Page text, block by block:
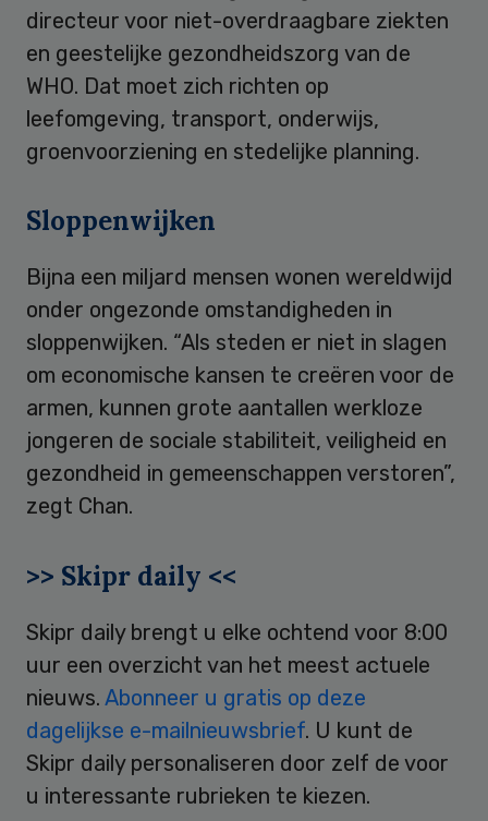
directeur voor niet-overdraagbare ziekten
en geestelijke gezondheidszorg van de
WHO. Dat moet zich richten op
leefomgeving, transport, onderwijs,
groenvoorziening en stedelijke planning.
Sloppenwijken
Bijna een miljard mensen wonen wereldwijd
onder ongezonde omstandigheden in
sloppenwijken. “Als steden er niet in slagen
om economische kansen te creëren voor de
armen, kunnen grote aantallen werkloze
jongeren de sociale stabiliteit, veiligheid en
gezondheid in gemeenschappen verstoren”,
zegt Chan.
>> Skipr daily <<
Skipr daily brengt u elke ochtend voor 8:00
uur een overzicht van het meest actuele
nieuws. Abonneer u gratis op deze
dagelijkse e-mailnieuwsbrief. U kunt de
Skipr daily personaliseren door zelf de voor
u interessante rubrieken te kiezen.